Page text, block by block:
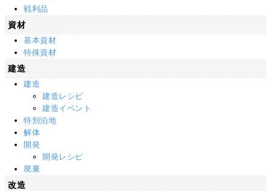
戦利品
資材
基本資材
特殊資材
建造
建造
建造レシピ
建造イベント
特別泊地
解体
開発
開発レシピ
廃棄
改造